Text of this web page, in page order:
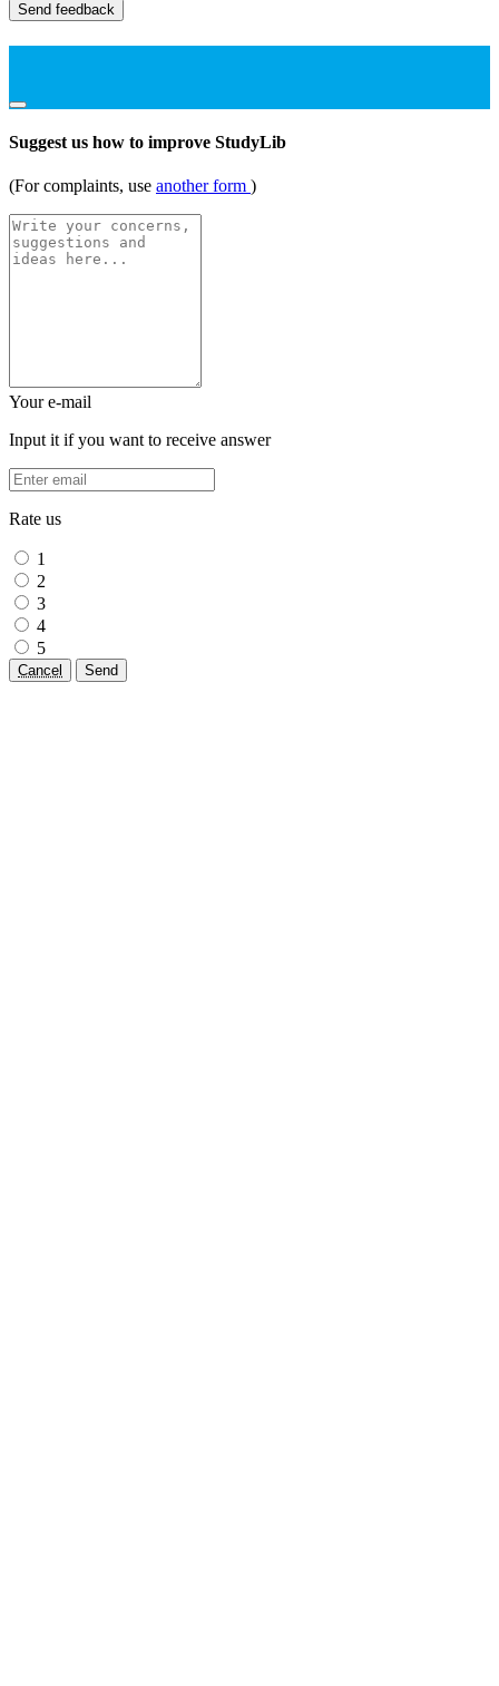
Send feedback
Suggest us how to improve StudyLib
(For complaints, use another form )
Your e-mail
Input it if you want to receive answer
Rate us
1
2
3
4
5
Cancel Send